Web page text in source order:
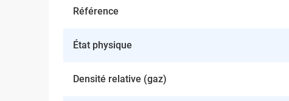
Référence
État physique
Densité relative (gaz)